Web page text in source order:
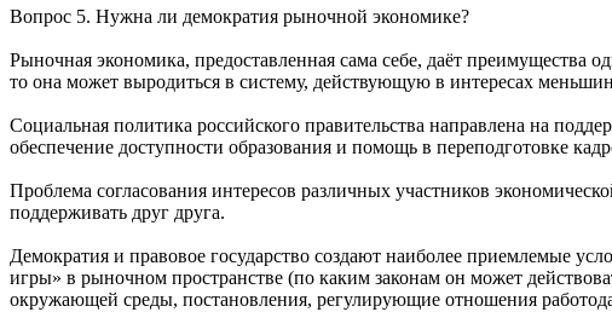
Вопрос 5. Нужна ли демократия рыночной экономике?
Рыночная экономика, предоставленная сама себе, даёт преимущества
то она может выродиться в систему, действующую в интересах
Социальная политика российского правительства направлена на
обеспечение доступности образования и помощь в переподготовке
Проблема согласования интересов различных участников
поддерживать друг друга.
Демократия и правовое государство создают наиболее приемлемые
игры» в рыночном пространстве (по каким законам он может
окружающей среды, постановления, регулирующие отношения